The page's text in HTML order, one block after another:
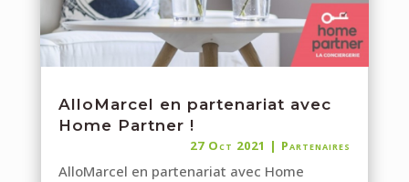
AlloMarcel en partenariat avec
Home Partner !
27 Oct 2021 | Partenaires
AlloMarcel en partenariat avec Home